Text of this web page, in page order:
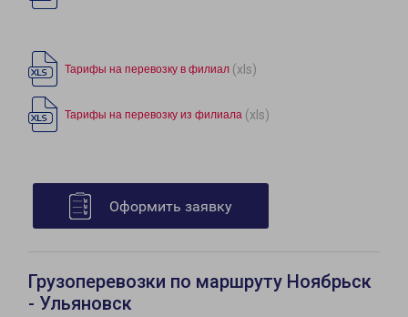
Тарифы на перевозку в филиал (xls)
Тарифы на перевозку из филиала (xls)
Оформить заявку
Грузоперевозки по маршруту Ноябрьск
- Ульяновск